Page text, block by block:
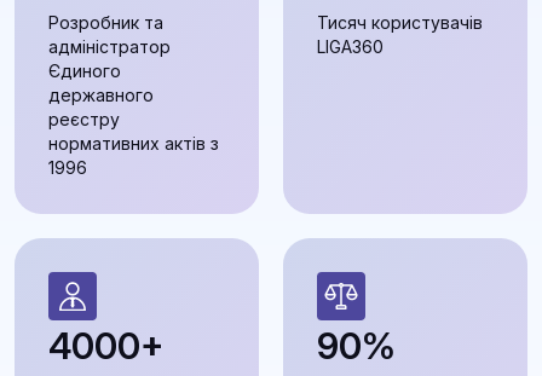
Розробник та
адміністратор
Єдиного
державного
реєстру
нормативних актів з
1996
Тисяч користувачів
LIGA360
4000+ 90%